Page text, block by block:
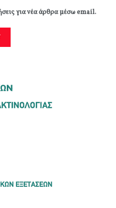
για νέα άρθρα μέσω email.